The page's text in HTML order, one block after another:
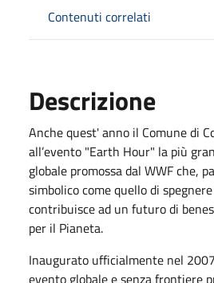
Contenuti correlati
Descrizione
Anche quest' anno il Comune di
all’evento "Earth Hour" la più
globale promossa dal WWF che,
simbolico come quello di
contribuisce ad un futuro di
per il Pianeta.
Inaugurato ufficialmente nel
evento globale e senza frontiere